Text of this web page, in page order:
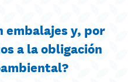
embalajes y, por
a la obligación